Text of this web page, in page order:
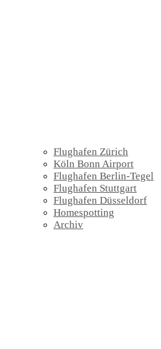
Flughafen Zürich
Köln Bonn Airport
Flughafen Berlin-Tegel
Flughafen Stuttgart
Flughafen Düsseldorf
Homespotting
Archiv